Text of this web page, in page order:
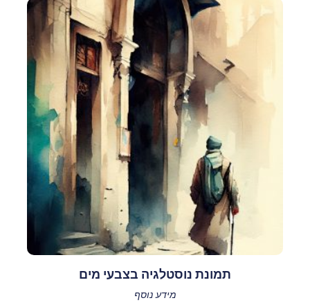
תמונת נוסטלגיה בצבעי מים
מידע נוסף